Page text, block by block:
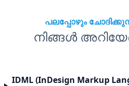
പലപ്പോഴും
നിങ്ങൾ
IDML (InDesign Markup